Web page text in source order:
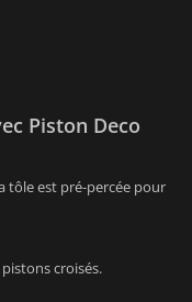
Piston Deco
tôle est pré-percée pour
croisés.